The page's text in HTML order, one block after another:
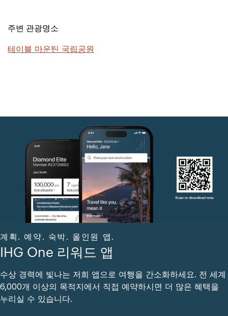
주변 관광명소
테이블 마운틴 국립공원
계획. 예약. 숙박. 올인원 앱.
IHG One 리워드 앱
수상 경력에 빛나는 저희 앱으로 여행을 간소화하세요. 전 세계
6,000개 이상의 목적지에서 직접 예약하시면 더 많은 혜택을
누리실 수 있습니다.